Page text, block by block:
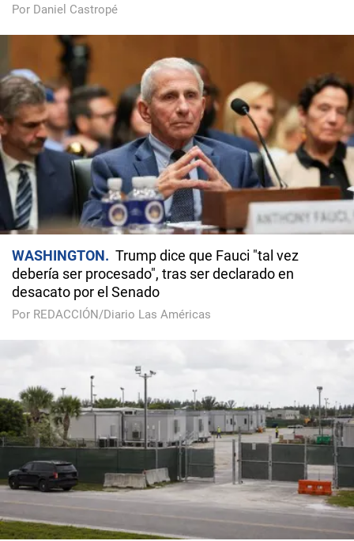
Por Daniel Castropé
WASHINGTON
Trump dice que Fauci "tal vez
debería ser procesado", tras ser declarado en
desacato por el Senado
Por REDACCIÓN/Diario Las Américas